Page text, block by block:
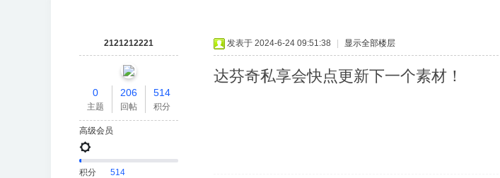
2121212221
0
主题
206
回帖
514
积分
高级会员
积分
514
发表于 2024-6-24 09:51:38 显示全部楼层
达芬奇私享会快点更新下一个素材！